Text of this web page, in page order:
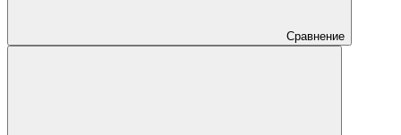
Сравнение